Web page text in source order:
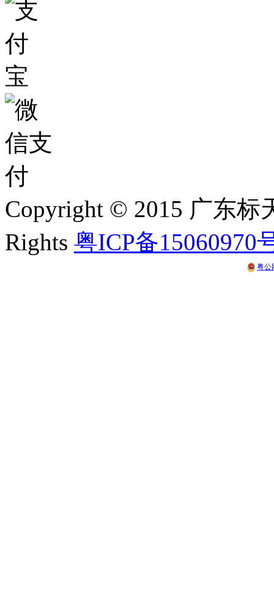
Copyright © 2015 广东
Rights 粤ICP备15060970
粤公